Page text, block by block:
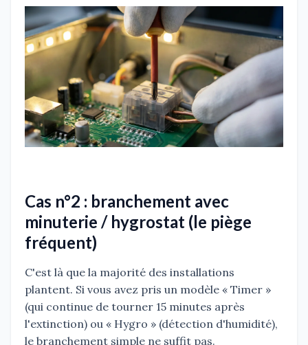
Cas n°2 : branchement avec
minuterie / hygrostat (le piège
fréquent)
C'est là que la majorité des installations
plantent. Si vous avez pris un modèle « Timer »
(qui continue de tourner 15 minutes après
l'extinction) ou « Hygro » (détection d'humidité),
le branchement simple ne suffit pas.